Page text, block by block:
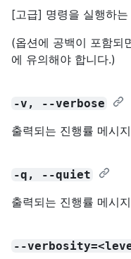
[고급] 명령을 실행하
(옵션에 공백이 포함되
에 유의해야 합니다.)
-v, --verbose
출력되는 진행률 메시
-q, --quiet
출력되는 진행률 메시
--